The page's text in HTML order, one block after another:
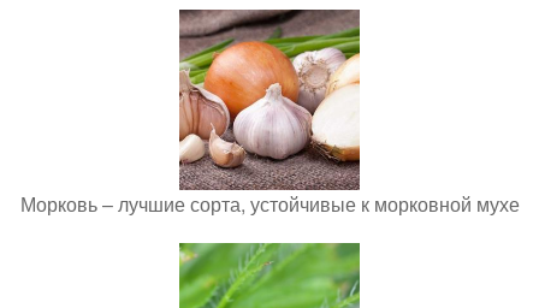
Морковь – лучшие сорта, устойчивые к морковной мухе